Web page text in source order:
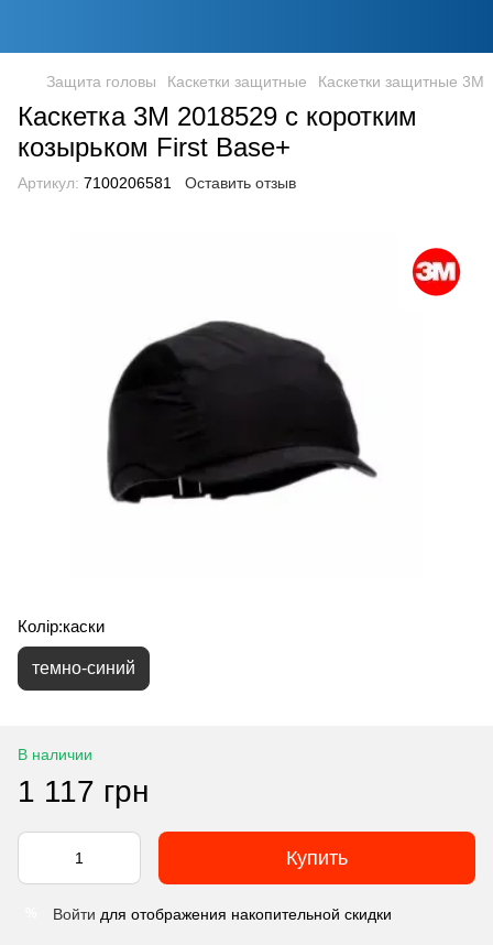
Защита головы Каскетки защитные Каскетки защитные 3M
Каскетка 3M 2018529 с коротким
козырьком First Base+
Артикул: 7100206581 Оставить отзыв
Колір:каски
темно-синий
В наличии
1 117 грн
Купить
Войти для отображения накопительной скидки